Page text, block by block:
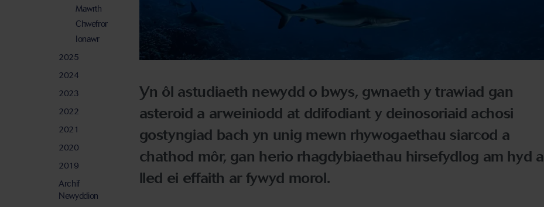
Yn ôl astudiaeth newydd o bwys, gwnaeth y trawiad gan
asteroid a arweiniodd at ddifodiant y deinosoriaid achosi
gostyngiad bach yn unig mewn rhywogaethau siarcod a
chathod môr, gan herio rhagdybiaethau hirsefydlog am hyd a
lled ei effaith ar fywyd morol.
Mawrth
Chwefror
Ionawr
2025
2024
2023
2022
2021
2020
2019
Archif
Newyddion